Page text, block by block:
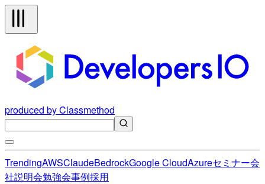
produced by Classmethod
TrendingAWSClaudeBedrockGoogle CloudAzureセミナー会
社説明会勉強会事例採用